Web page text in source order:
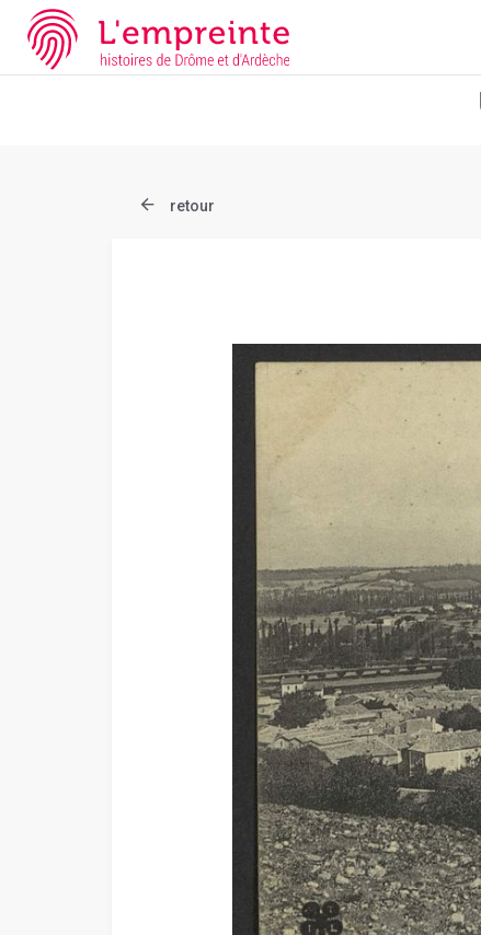
Array ( [slug] => document [ref] => B263626101_CP163 )
retour